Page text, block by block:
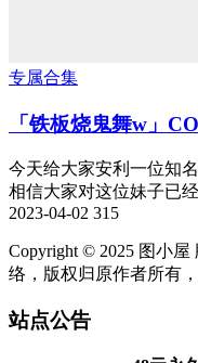
专属合集
「铁板烧鬼舞w」
今天给大家安利一位知
相信大家对这位妹子已
2023-04-02 315
Copyright © 2025 图小
络，版权归原作者所有
站点公告